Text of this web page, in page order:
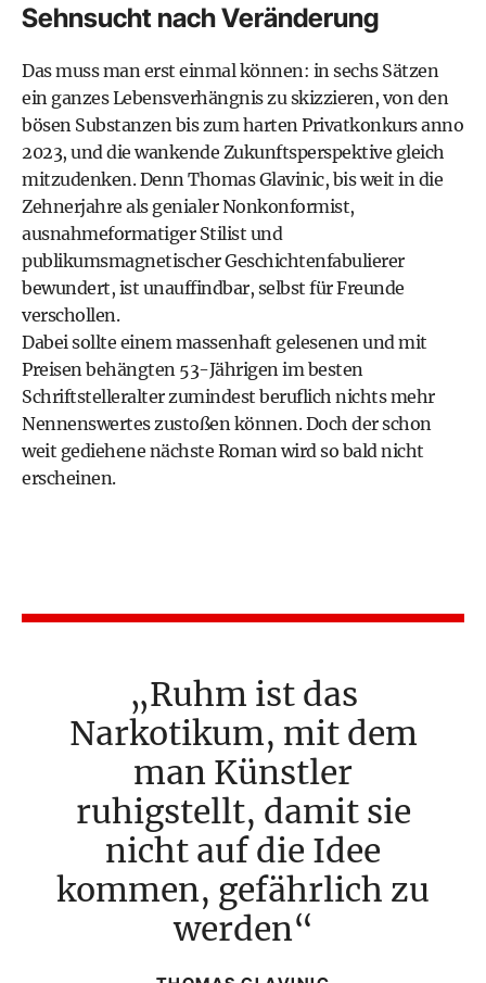
Sehnsucht nach Veränderung
Das muss man erst einmal können: in sechs Sätzen
ein ganzes Lebensverhängnis zu skizzieren, von den
bösen Substanzen bis zum harten Privatkonkurs anno
2023, und die wankende Zukunftsperspektive gleich
mitzudenken. Denn Thomas Glavinic, bis weit in die
Zehnerjahre als genialer Nonkonformist,
ausnahmeformatiger Stilist und
publikumsmagnetischer Geschichtenfabulierer
bewundert, ist unauffindbar, selbst für Freunde
verschollen.
Dabei sollte einem massenhaft gelesenen und mit
Preisen behängten 53-Jährigen im besten
Schriftstelleralter zumindest beruflich nichts mehr
Nennenswertes zustoßen können. Doch der schon
weit gediehene nächste Roman wird so bald nicht
erscheinen.
Ruhm ist das
Narkotikum, mit dem
man Künstler
ruhigstellt, damit sie
nicht auf die Idee
kommen, gefährlich zu
werden